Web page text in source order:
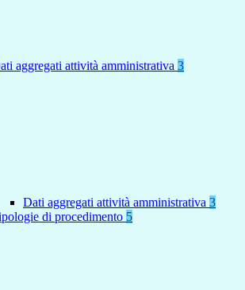
aggregati attività amministrativa 3
Dati aggregati attività amministrativa 3
di procedimento 5